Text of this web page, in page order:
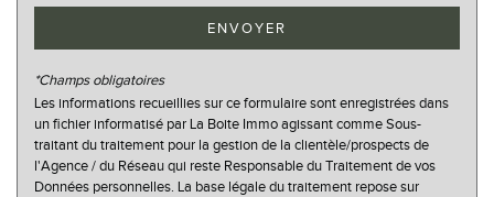
Nombre d'habitants
256
Propriétaires (vs. locataires)
87,75 %
Taxe habitation
Taxe foncière
Habitants de moins de 25 ans
32,55 %
Habitants de 25 à 55 ans
41,96 %
ENVOYER
*Champs obligatoires
Les informations recueillies sur ce formulaire sont enregistrées dans
un fichier informatisé par La Boite Immo agissant comme Sous-
traitant du traitement pour la gestion de la clientèle/prospects de
l'Agence / du Réseau qui reste Responsable du Traitement de vos
Données personnelles. La base légale du traitement repose sur